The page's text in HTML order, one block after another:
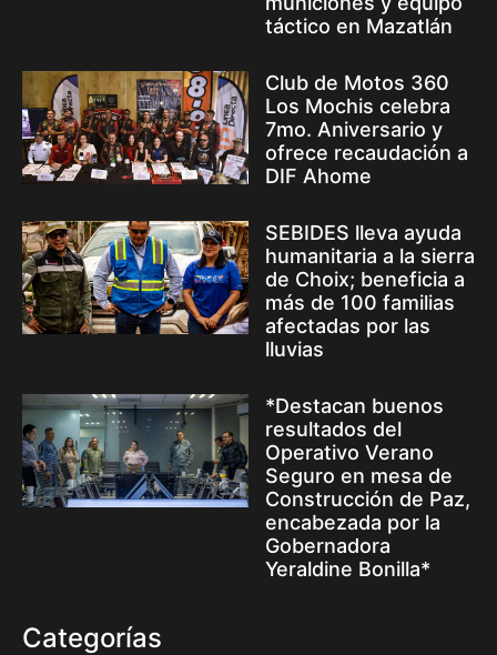
táctico en Mazatlán
Club de Motos 360
Los Mochis celebra
7mo. Aniversario y
ofrece recaudación a
DIF Ahome
SEBIDES lleva ayuda
humanitaria a la sierra
de Choix; beneficia a
más de 100 familias
afectadas por las
lluvias
*Destacan buenos
resultados del
Operativo Verano
Seguro en mesa de
Construcción de Paz,
encabezada por la
Gobernadora
Yeraldine Bonilla*
Categorías